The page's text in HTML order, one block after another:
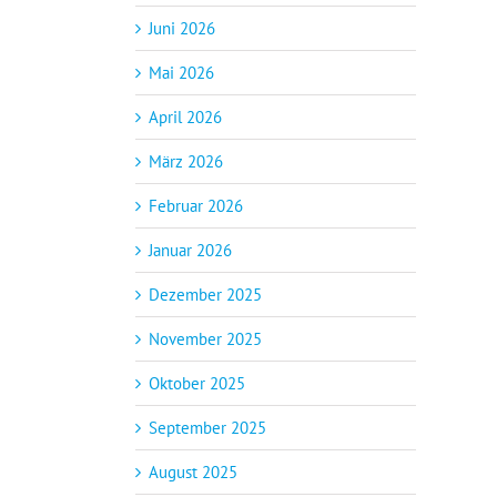
Juni 2026
Mai 2026
April 2026
März 2026
Februar 2026
Januar 2026
Dezember 2025
November 2025
Oktober 2025
September 2025
August 2025